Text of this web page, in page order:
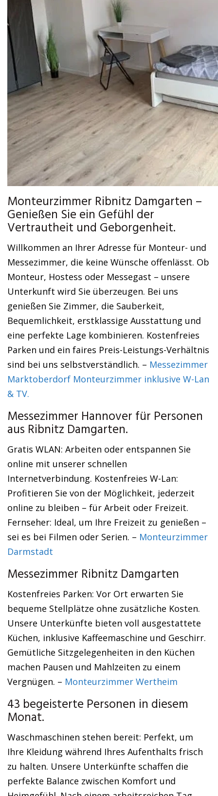
Monteurzimmer Ribnitz Damgarten –
Genießen Sie ein Gefühl der
Vertrautheit und Geborgenheit.
Willkommen an Ihrer Adresse für Monteur- und
Messezimmer, die keine Wünsche offenlässt. Ob
Monteur, Hostess oder Messegast – unsere
Unterkunft wird Sie überzeugen. Bei uns
genießen Sie Zimmer, die Sauberkeit,
Bequemlichkeit, erstklassige Ausstattung und
eine perfekte Lage kombinieren. Kostenfreies
Parken und ein faires Preis-Leistungs-Verhältnis
sind bei uns selbstverständlich. – Messezimmer
Marktoberdorf Monteurzimmer inklusive W-Lan
& TV.
Messezimmer Hannover für Personen
aus Ribnitz Damgarten.
Gratis WLAN: Arbeiten oder entspannen Sie
online mit unserer schnellen
Internetverbindung. Kostenfreies W-Lan:
Profitieren Sie von der Möglichkeit, jederzeit
online zu bleiben – für Arbeit oder Freizeit.
Fernseher: Ideal, um Ihre Freizeit zu genießen –
sei es bei Filmen oder Serien. – Monteurzimmer
Darmstadt
Messezimmer Ribnitz Damgarten
Kostenfreies Parken: Vor Ort erwarten Sie
bequeme Stellplätze ohne zusätzliche Kosten.
Unsere Unterkünfte bieten voll ausgestattete
Küchen, inklusive Kaffeemaschine und Geschirr.
Gemütliche Sitzgelegenheiten in den Küchen
machen Pausen und Mahlzeiten zu einem
Vergnügen. – Monteurzimmer Wertheim
43 begeisterte Personen in diesem
Monat.
Waschmaschinen stehen bereit: Perfekt, um
Ihre Kleidung während Ihres Aufenthalts frisch
zu halten. Unsere Unterkünfte schaffen die
perfekte Balance zwischen Komfort und